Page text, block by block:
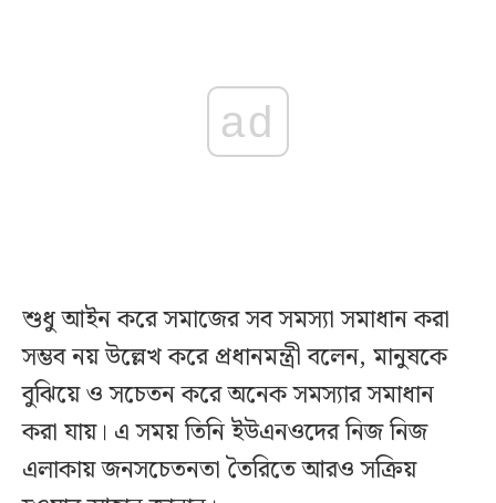
ad
শুধু আইন করে সমাজের সব সমস্যা সমাধান করা
সম্ভব নয় উল্লেখ করে প্রধানমন্ত্রী বলেন, মানুষকে
বুঝিয়ে ও সচেতন করে অনেক সমস্যার সমাধান
করা যায়। এ সময় তিনি ইউএনওদের নিজ নিজ
এলাকায় জনসচেতনতা তৈরিতে আরও সক্রিয়